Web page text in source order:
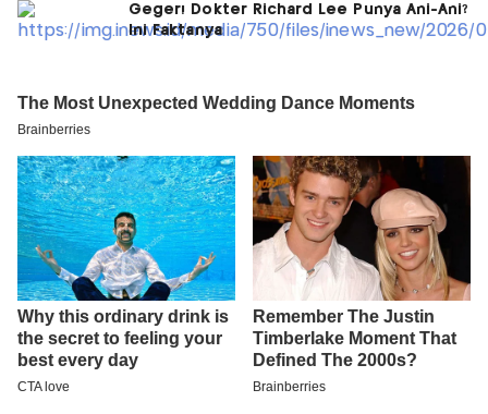
Geger! Dokter Richard Lee Punya Ani-Ani?
Ini Faktanya